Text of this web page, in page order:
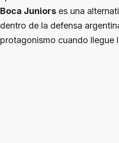
Boca Juniors es una
dentro de la defensa
protagonismo cuando llegue